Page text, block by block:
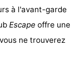
à l'avant-garde
Escape offre une
ne trouverez